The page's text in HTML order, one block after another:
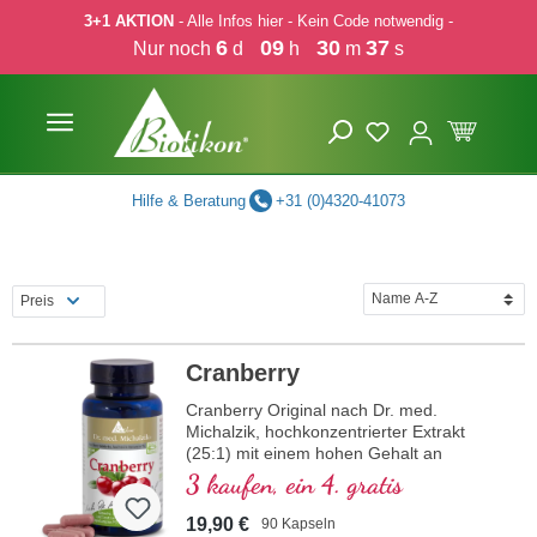
Hauptinhalt springen
Zur Suche springen
Zur Hauptnavigation springen
3+1 AKTION - Alle Infos hier - Kein Code notwendig -
Nur noch 6 d 09 h 30 m 37 s
Hilfe & Beratung +31 (0)4320-41073
Preis
Cranberry
Cranberry Original nach Dr. med.
Michalzik, hochkonzentrierter Extrakt
(25:1) mit einem hohen Gehalt an
spezifischen Proanthocyanidinen von 72
mg pro Tagesdosis, bietet dieses Präparat
eine potente Quelle für sekundäre
3 kaufen, ein 4. gratis
19,90 € 90 Kapseln